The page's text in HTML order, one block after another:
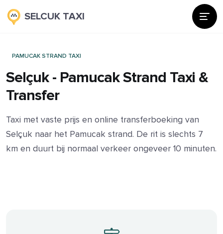
SELCUK TAXI
PAMUCAK STRAND TAXI
Selçuk - Pamucak Strand Taxi &
Transfer
Taxi met vaste prijs en online transferboeking van
Selçuk naar het Pamucak strand. De rit is slechts 7
km en duurt bij normaal verkeer ongeveer 10 minuten.